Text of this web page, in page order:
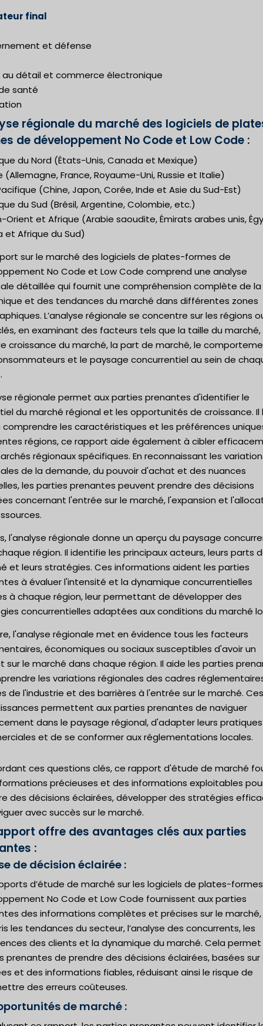
final
et défense
détail et commerce électronique
santé
régionale du marché des logiciels de
de développement No Code et Low Code :
du Nord (États-Unis, Canada et Mexique)
(Allemagne, France, Royaume-Uni, Russie et Italie)
(Chine, Japon, Corée, Inde et Asie du Sud-Est)
du Sud (Brésil, Argentine, Colombie, etc.)
Orient et Afrique (Arabie saoudite, Émirats arabes unis,
et Afrique du Sud)
sur le marché des logiciels de plates-formes de
No Code et Low Code comprend une analyse
détaillée qui fournit une compréhension complète de la
et des tendances du marché dans différentes zones
L’analyse régionale se concentre sur les régions
en examinant des facteurs tels que la taille du marché,
croissance du marché, la part de marché, le
et le paysage concurrentiel au sein de
régionale permet aux parties prenantes d'identifier le
du marché régional et les opportunités de croissance. Il
comprendre les caractéristiques et les préférences
régions, ce rapport aide également à cibler
régionaux spécifiques. En reconnaissant les
de la demande, du pouvoir d'achat et des nuances
les parties prenantes peuvent prendre des décisions
concernant l'entrée sur le marché, l'expansion et
l'analyse régionale donne un aperçu du paysage
région. Il identifie les principaux acteurs, leurs parts
et leurs stratégies. Ces informations aident les parties
à évaluer l'intensité et la dynamique concurrentielles
à chaque région, leur permettant de développer des
concurrentielles adaptées aux conditions du marché
l'analyse régionale met en évidence tous les facteurs
économiques ou sociaux susceptibles d'avoir un
sur le marché dans chaque région. Il aide les parties
les variations régionales des cadres
de l'industrie et des barrières à l'entrée sur le marché. Ces
permettent aux parties prenantes de naviguer
dans le paysage régional, d'adapter leurs pratiques
et de se conformer aux réglementations locales.
ces questions clés, ce rapport d'étude de marché
précieuses et des informations exploitables
des décisions éclairées, développer des stratégies
avec succès sur le marché.
offre des avantages clés aux parties
:
de décision éclairée :
d’étude de marché sur les logiciels de plates-
No Code et Low Code fournissent aux parties
des informations complètes et précises sur le marché,
les tendances du secteur, l’analyse des concurrents, les
des clients et la dynamique du marché. Cela permet
prenantes de prendre des décisions éclairées, basées sur
et des informations fiables, réduisant ainsi le risque de
des erreurs coûteuses.
de marché :